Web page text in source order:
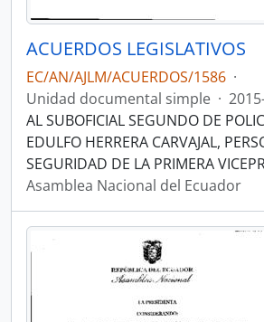
ACUERDOS LEGISLATIVOS
EC/AN/AJLM/ACUERDOS/1586 ·
Unidad documental simple ·
AL SUBOFICIAL SEGUNDO DE
EDULFO HERRERA CARVAJAL,
SEGURIDAD DE LA PRIMERA
Asamblea Nacional del Ecuador